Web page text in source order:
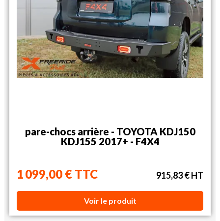
pare-chocs arrière - TOYOTA KDJ150
KDJ155 2017+ - F4X4
1 099,00 € TTC 915,83 € HT
Voir le produit